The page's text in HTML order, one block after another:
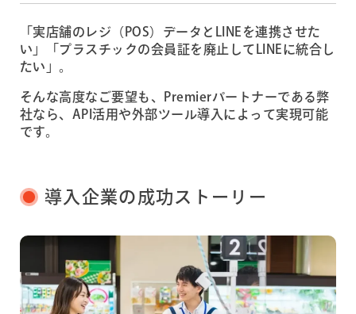
「実店舗のレジ（POS）データとLINEを連携させた
い」「プラスチックの会員証を廃止してLINEに統合し
たい」。
そんな高度なご要望も、Premierパートナーである弊
社なら、API活用や外部ツール導入によって実現可能
です。
導入企業の成功ストーリー